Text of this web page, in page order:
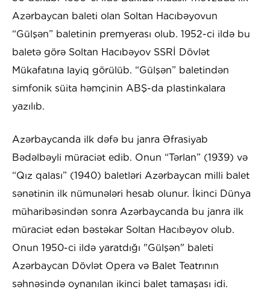
Azərbaycan baleti olan Soltan Hacıbəyovun
“Gülşən” baletinin premyerası olub. 1952-ci ildə bu
baletə görə Soltan Hacıbəyov SSRİ Dövlət
Mükafatına layiq görülüb. “Gülşən” baletindən
simfonik süita həmçinin ABŞ-da plastinkalara
yazılıb.
Azərbaycanda ilk dəfə bu janra Əfrasiyab
Bədəlbəyli müraciət edib. Onun “Tərlan” (1939) və
“Qız qalası” (1940) baletləri Azərbaycan milli balet
sənətinin ilk nümunələri hesab olunur. İkinci Dünya
müharibəsindən sonra Azərbaycanda bu janra ilk
müraciət edən bəstəkar Soltan Hacıbəyov olub.
Onun 1950-ci ildə yaratdığı "Gülşən" baleti
Azərbaycan Dövlət Opera və Balet Teatrının
səhnəsində oynanılan ikinci balet tamaşası idi.